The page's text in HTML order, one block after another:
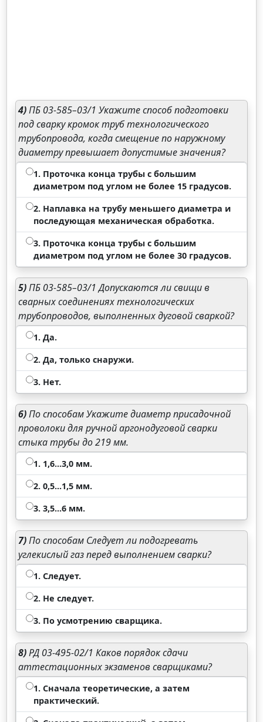
4)ПБ 03-585–03/1 Укажите способ подготовки
под сварку кромок труб технологического
трубопровода, когда смещение по наружному
диаметру превышает допустимые значения?
1. Проточка конца трубы с большим
диаметром под углом не более 15 градусов.
2. Наплавка на трубу меньшего диаметра и
последующая механическая обработка.
3. Проточка конца трубы с большим
диаметром под углом не более 30 градусов.
5)ПБ 03-585–03/1 Допускаются ли свищи в
сварных соединениях технологических
трубопроводов, выполненных дуговой сваркой?
1. Да.
2. Да, только снаружи.
3. Нет.
6)По способам Укажите диаметр присадочной
проволоки для ручной аргонодуговой сварки
стыка трубы до 219 мм.
1. 1,6...3,0 мм.
2. 0,5...1,5 мм.
3. 3,5...6 мм.
7)По способам Следует ли подогревать
углекислый газ перед выполнением сварки?
1. Следует.
2. Не следует.
3. По усмотрению сварщика.
8)РД 03-495-02/1 Каков порядок сдачи
аттестационных экзаменов сварщиками?
1. Сначала теоретические, а затем
практический.